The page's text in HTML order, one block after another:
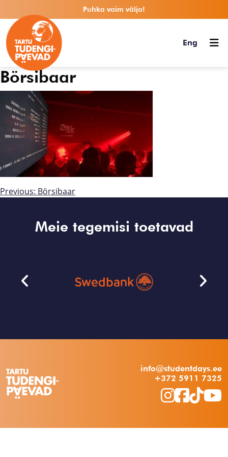
Puhka vaim välja!
Eng
Börsibaar
Previous: Börsibaar
Meie tegemisi toetavad
info@studentdays.ee
+372 5911 7325